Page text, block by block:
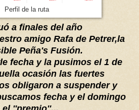
Perfil de la ruta
a finales del año
amigo Rafa de Petrer,la
Peña's Fusión.
fecha y la pusimos el 1 de
ocasión las fuertes
obligaron a suspender y
fecha y el domingo